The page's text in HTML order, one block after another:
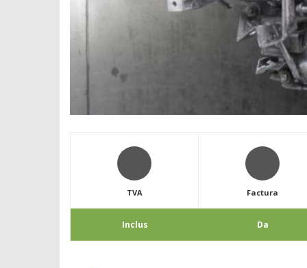
TVA
Inclus
Factura
Da